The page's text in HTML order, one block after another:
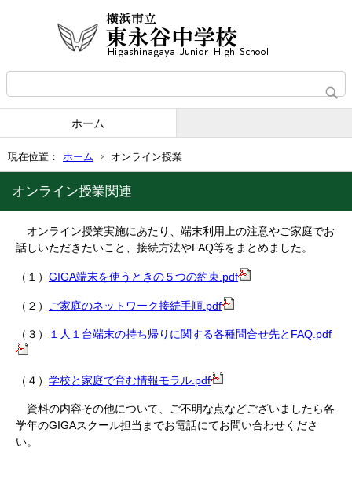
ホーム
現在位置： ホーム オンライン授業
オンライン授業関連
オンライン授業実施にあたり、端末利用上の注意やご家庭でお
話しいただきたいこと、接続方法やFAQ等をまとめました。
（１） GIGA端末を使うときの５つの約束.pdf
（２） ご家庭のネットワーク接続手順.pdf
（３） １人１台端末の持ち帰りに関する各種問合せ先とFAQ.pdf
（４） 学校と家庭で育む情報モラル.pdf
資料の内容その他について、ご不明な点などございましたら各
学年のGIGAスクール担当までお電話にてお問い合わせくださ
い。